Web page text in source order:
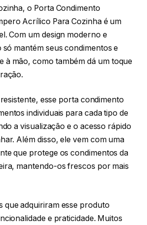
o Porta Condimento
Acrílico Para Cozinha é um
Com um design moderno e
só mantém seus condimentos e
à mão, como também dá um toque
esse porta condimento
individuais para cada tipo de
a visualização e o acesso rápido
Além disso, ele vem com uma
que protege os condimentos da
mantendo-os frescos por mais
que adquiriram esse produto
e praticidade. Muitos